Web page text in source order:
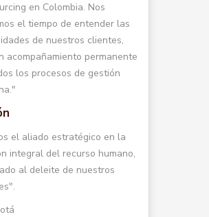
en Colombia. Nos
el tiempo de entender las
de nuestros clientes,
acompañamiento permanente
los procesos de gestión
el aliado estratégico en la
integral del recurso humano,
al deleite de nuestros